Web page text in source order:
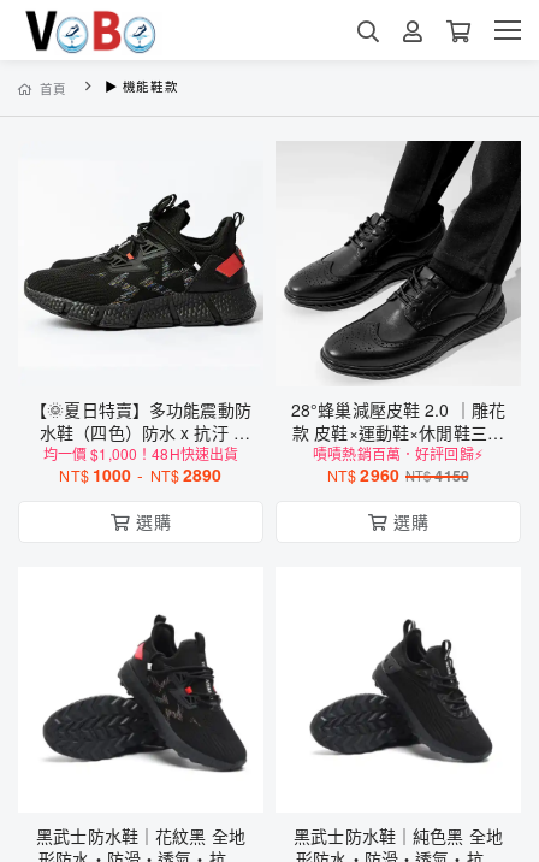
首頁 ▶ 機能鞋款
【🌞夏日特賣】多功能震動防
水鞋（四色）防水 x 抗汙 x
震動按摩休閒運動鞋
均一價 $1,000！48H快速出貨
NT$ 1000 - NT$2890
選購
28°蜂巢減壓皮鞋 2.0 ｜雕花
款 皮鞋×運動鞋×休閒鞋三合
一
嘖嘖熱銷百萬．好評回歸⚡
NT$2960 NT$4150
選購
黑武士防水鞋｜花紋黑 全地
黑武士防水鞋｜純色黑 全地